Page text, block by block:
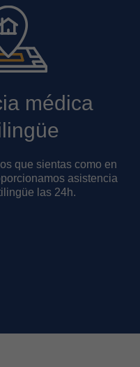
médica
que sientas como en
asistencia
las 24h.